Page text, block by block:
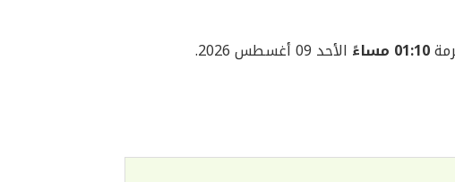
01:10 مساءً
الأحد 09 أغسطس 2026.